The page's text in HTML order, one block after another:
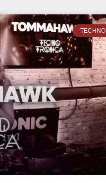
TECHNO